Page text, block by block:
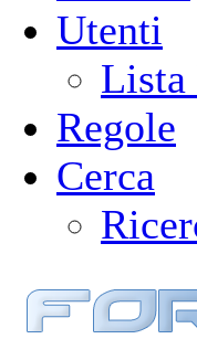
Utenti
Lista
Regole
Cerca